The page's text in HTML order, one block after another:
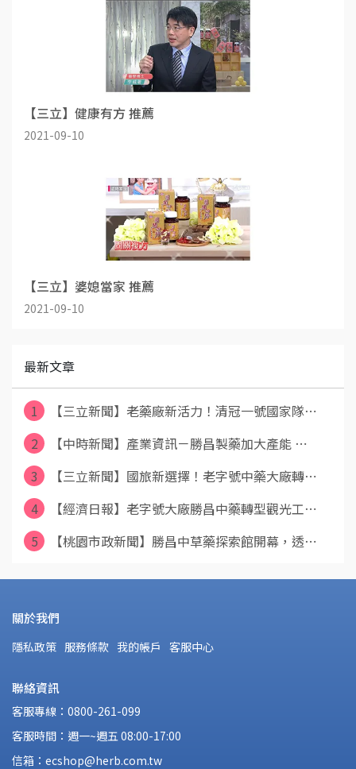
【三立】健康有方 推薦
2021-09-10
【三立】婆媳當家 推薦
2021-09-10
最新文章
1
【三立新聞】老藥廠新活力！清冠一號國家隊⋯
2
【中時新聞】產業資訊－勝昌製藥加大產能 ⋯
3
【三立新聞】國旅新選擇！老字號中藥大廠轉⋯
4
【經濟日報】老字號大廠勝昌中藥轉型觀光工⋯
5
【桃園市政新聞】勝昌中草藥探索館開幕，透⋯
關於我們
隱私政策 服務條款 我的帳戶 客服中心
聯絡資訊
客服專線：0800-261-099
客服時間：週一~週五 08:00-17:00
信箱：ecshop@herb.com.tw